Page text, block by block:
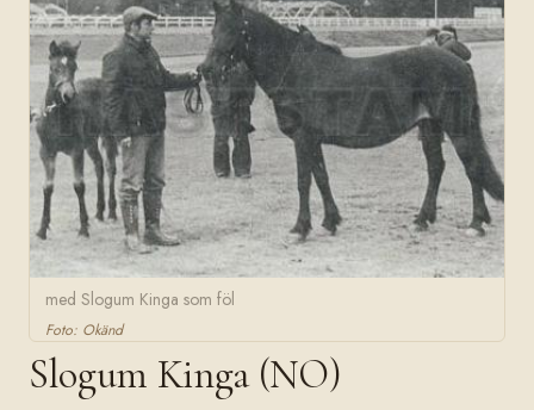
med Slogum Kinga som föl
Foto: Okänd
Slogum Kinga (NO)